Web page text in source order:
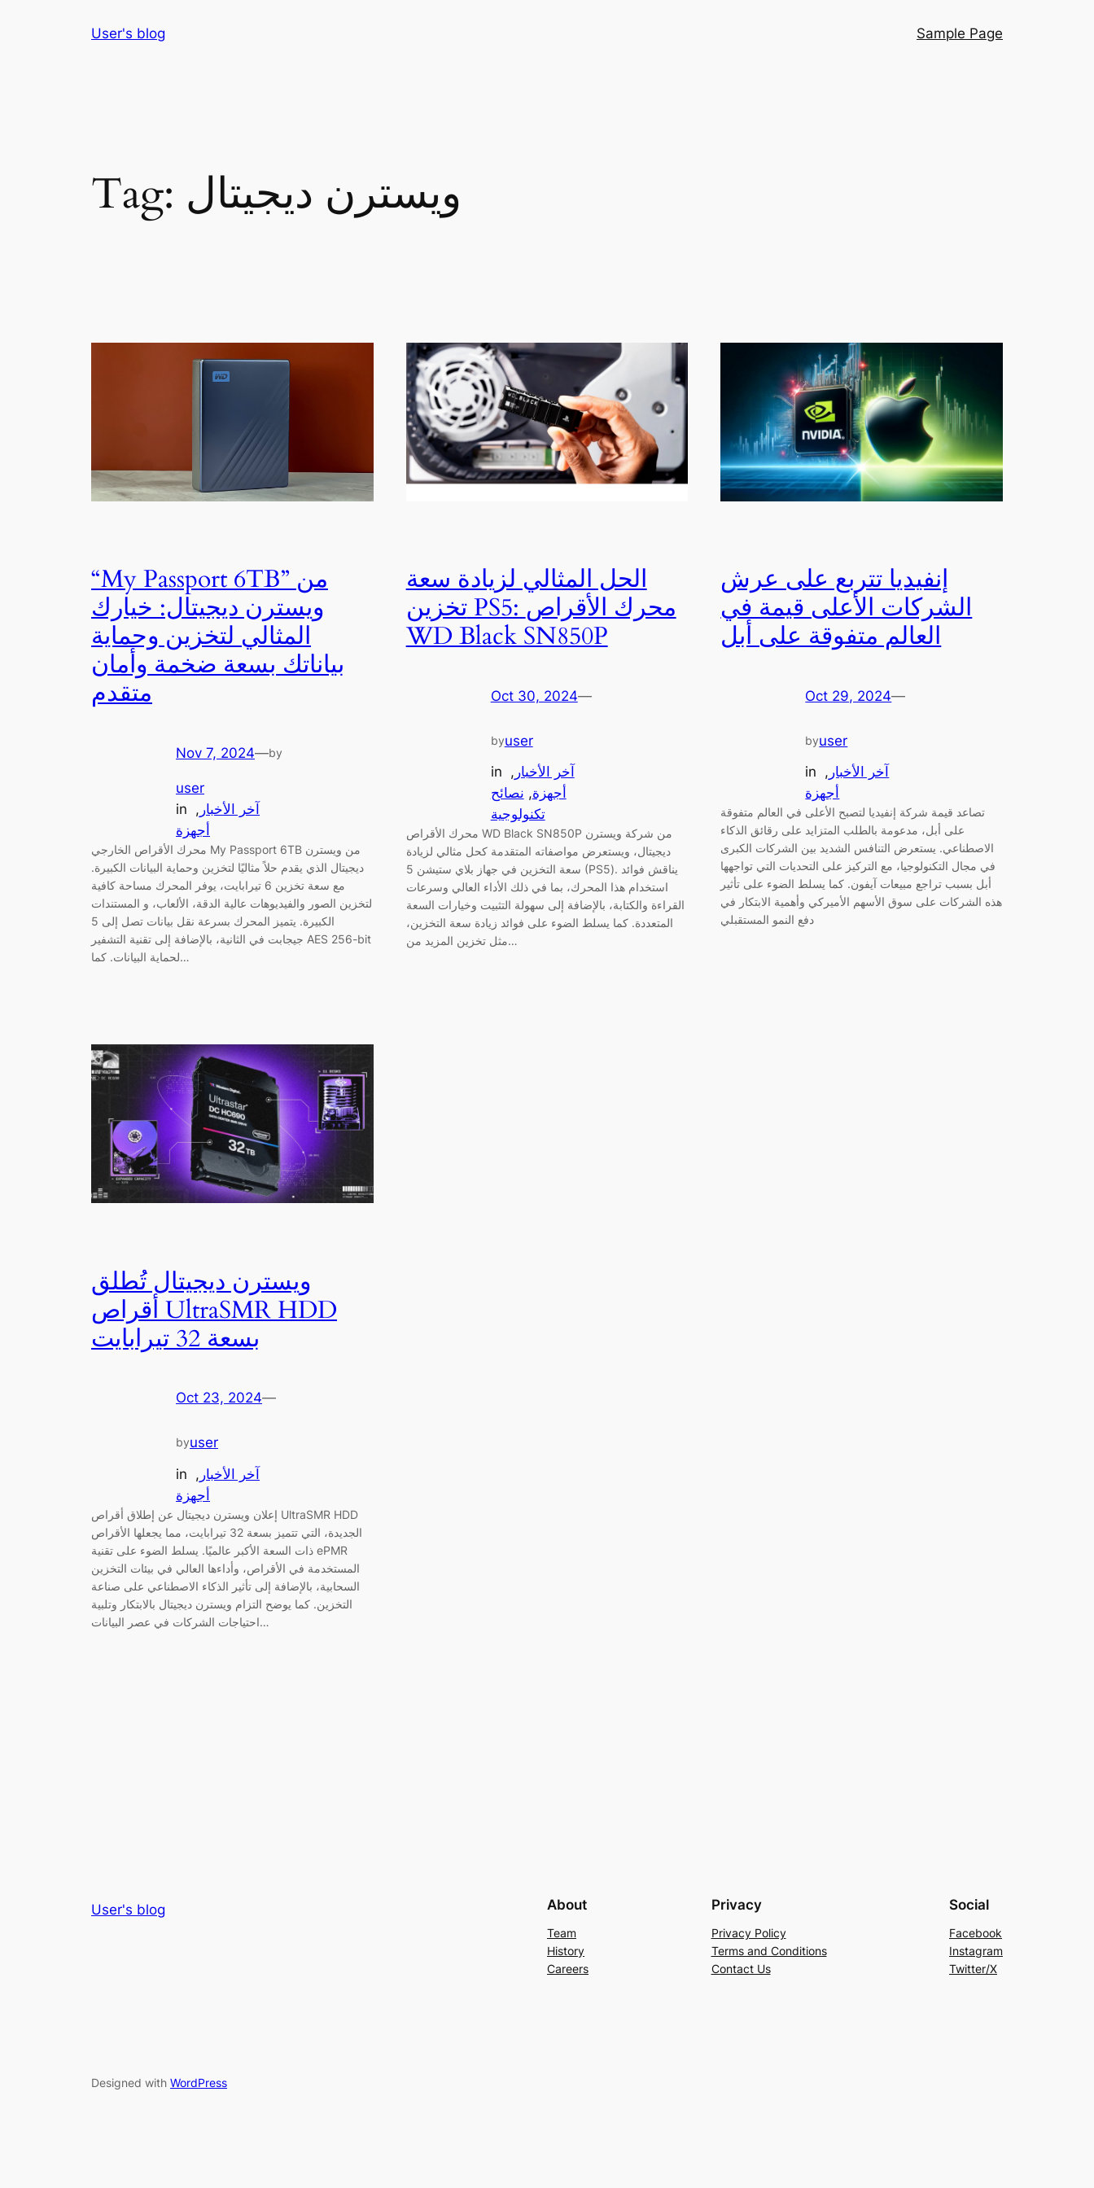
User's blog Sample Page
Tag: ويسترن ديجيتال
“My Passport 6TB” من
ويسترن ديجيتال: خيارك
المثالي لتخزين وحماية
بياناتك بسعة ضخمة وأمان
متقدم
Nov 7, 2024—by
user
in
آخر الأخبار ,
أجهزة
محرك الأقراص الخارجي My Passport 6TB من ويسترن
ديجيتال الذي يقدم حلاً مثاليًا لتخزين وحماية البيانات الكبيرة.
مع سعة تخزين 6 تيرابايت، يوفر المحرك مساحة كافية
لتخزين الصور والفيديوهات عالية الدقة، الألعاب، و المستندات
الكبيرة. يتميز المحرك بسرعة نقل بيانات تصل إلى 5
جيجابت في الثانية، بالإضافة إلى تقنية التشفير AES 256-bit
لحماية البيانات. كما…
الحل المثالي لزيادة سعة
تخزين PS5: محرك الأقراص
WD Black SN850P
Oct 30, 2024—
byuser
in
آخر الأخبار ,
أجهزة, نصائح
تكنولوجية
محرك الأقراص WD Black SN850P من شركة ويسترن
ديجيتال، ويستعرض مواصفاته المتقدمة كحل مثالي لزيادة
سعة التخزين في جهاز بلاي ستيشن 5 (PS5). يناقش فوائد
استخدام هذا المحرك، بما في ذلك الأداء العالي وسرعات
القراءة والكتابة، بالإضافة إلى سهولة التثبيت وخيارات السعة
المتعددة. كما يسلط الضوء على فوائد زيادة سعة التخزين،
مثل تخزين المزيد من…
إنفيديا تتربع على عرش
الشركات الأعلى قيمة في
العالم متفوقة على أبل
Oct 29, 2024—
byuser
in
آخر الأخبار ,
أجهزة
تصاعد قيمة شركة إنفيديا لتصبح الأعلى في العالم متفوقة
على أبل، مدعومة بالطلب المتزايد على رقائق الذكاء
الاصطناعي. يستعرض التنافس الشديد بين الشركات الكبرى
في مجال التكنولوجيا، مع التركيز على التحديات التي تواجهها
أبل بسبب تراجع مبيعات آيفون. كما يسلط الضوء على تأثير
هذه الشركات على سوق الأسهم الأميركي وأهمية الابتكار في
دفع النمو المستقبلي
ويسترن ديجيتال تُطلق
أقراص UltraSMR HDD
بسعة 32 تيرابايت
Oct 23, 2024—
byuser
in
آخر الأخبار ,
أجهزة
إعلان ويسترن ديجيتال عن إطلاق أقراص UltraSMR HDD
الجديدة، التي تتميز بسعة 32 تيرابايت، مما يجعلها الأقراص
ذات السعة الأكبر عالميًا. يسلط الضوء على تقنية ePMR
المستخدمة في الأقراص، وأداءها العالي في بيئات التخزين
السحابية، بالإضافة إلى تأثير الذكاء الاصطناعي على صناعة
التخزين. كما يوضح التزام ويسترن ديجيتال بالابتكار وتلبية
احتياجات الشركات في عصر البيانات…
User's blog About
Team
History
Careers
Privacy
Privacy Policy
Terms and Conditions
Contact Us
Social
Facebook
Instagram
Twitter/X
Designed with WordPress